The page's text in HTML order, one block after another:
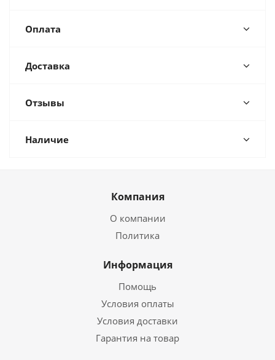
Оплата
Доставка
Отзывы
Наличие
Компания
О компании
Политика
Информация
Помощь
Условия оплаты
Условия доставки
Гарантия на товар